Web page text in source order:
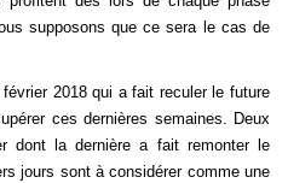
supposons que ce sera le cas de
2018 qui a fait reculer le future
ces dernières semaines. Deux
dont la dernière a fait remonter le
jours sont à considérer comme une